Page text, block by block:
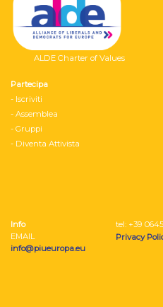
ALDE Charter of Values
Partecipa
- Iscriviti
- Assemblea
- Gruppi
- Diventa Attivista
Info
EMAIL
info@piueuropa.eu
tel: ‭+39
Privacy